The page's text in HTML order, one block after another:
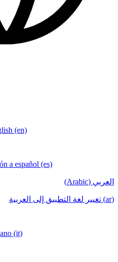
(en)
a español (es)
العربي (Arabic)
(ar) تغيير لغة التطبيق إلى العربية
(it)